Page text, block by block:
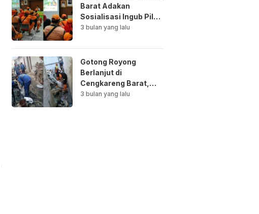
Barat Adakan
Sosialisasi Ingub Pilah
Sampah Kepada PPSU
3 bulan yang lalu
Gotong Royong
Berlanjut di
Cengkareng Barat,
Saluran Air
3 bulan yang lalu